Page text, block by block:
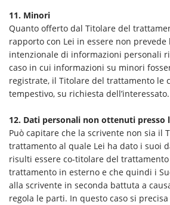
11. Minori
Quanto offerto dal Titolare del
rapporto con Lei in essere non prevede
intenzionale di informazioni personali
caso in cui informazioni su minori
registrate, il Titolare del trattamento le
tempestivo, su richiesta dell’interessato.
12. Dati personali non ottenuti presso
Può capitare che la scrivente non sia il
trattamento al quale Lei ha dato i suoi
risulti essere co-titolare del
trattamento in esterno e che quindi i
alla scrivente in seconda battuta a
regola le parti. In questo caso si